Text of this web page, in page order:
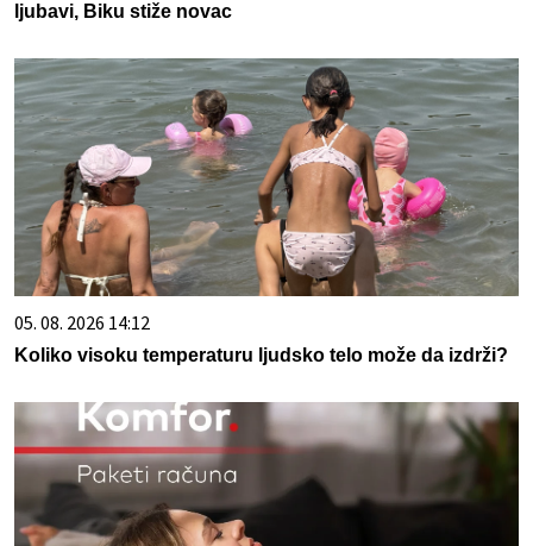
ljubavi, Biku stiže novac
05. 08. 2026 14:12
Koliko visoku temperaturu ljudsko telo može da izdrži?